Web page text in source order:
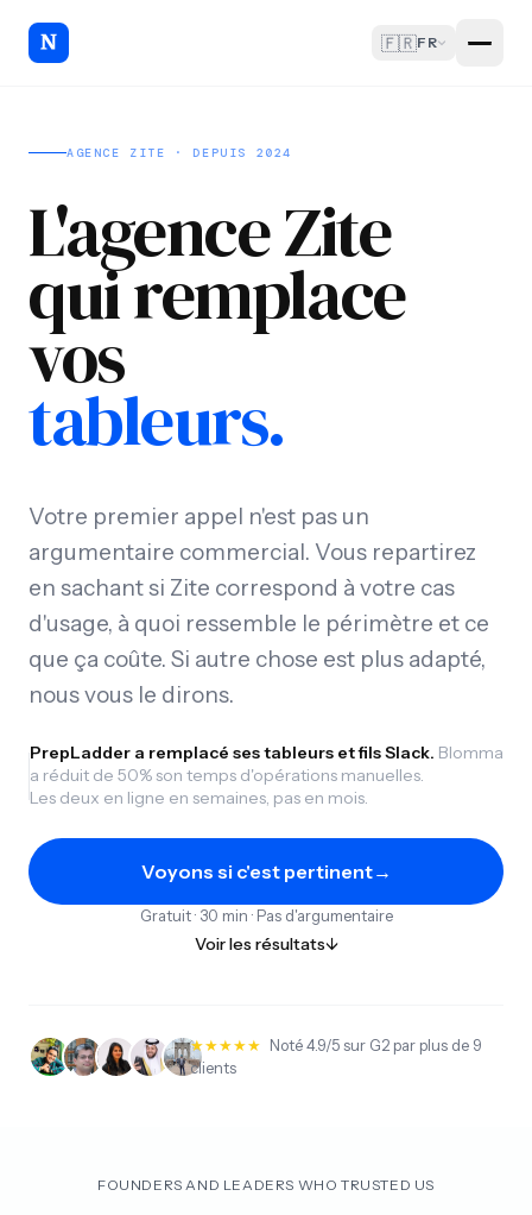
🇫🇷FR
AGENCE ZITE · DEPUIS 2024
L'agence Zite
qui remplace
vos
tableurs.
Votre premier appel n'est pas un
argumentaire commercial. Vous repartirez
en sachant si Zite correspond à votre cas
d'usage, à quoi ressemble le périmètre et ce
que ça coûte. Si autre chose est plus adapté,
nous vous le dirons.
PrepLadder a remplacé ses tableurs et fils Slack. Blomma
a réduit de 50% son temps d'opérations manuelles.
Les deux en ligne en semaines, pas en mois.
Voyons si c'est pertinent→
Gratuit · 30 min · Pas d'argumentaire
Voir les résultats↓
★★★★★ ★★★★★
Noté 4.9/5 sur G2 par plus de 9
clients
FOUNDERS AND LEADERS WHO TRUSTED US